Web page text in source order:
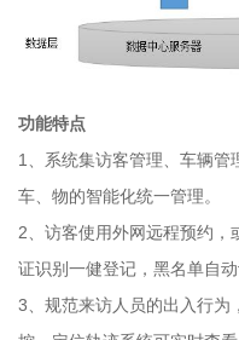
功能特点
1、系统集访客管理、车辆管
车、物的智能化统一管理。
2、访客使用外网远程预约，
证识别一健登记，黑名单自
3、规范来访人员的出入行为